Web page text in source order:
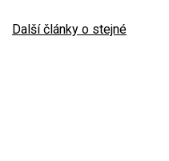
Další články o stejné